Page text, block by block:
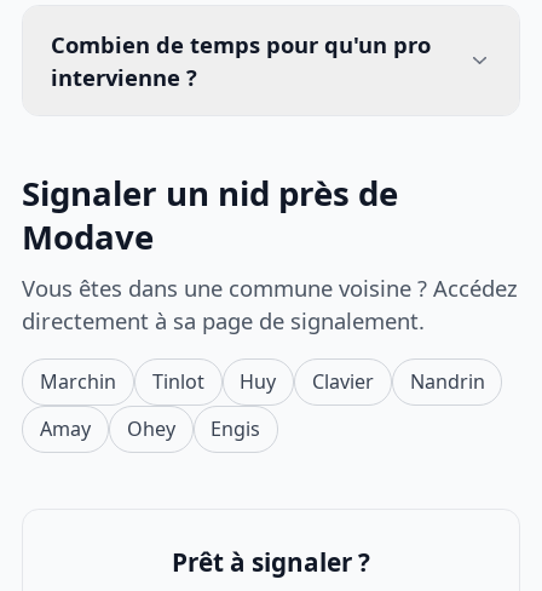
Combien de temps pour qu'un pro
intervienne ?
Signaler un nid près de
Modave
Vous êtes dans une commune voisine ? Accédez
directement à sa page de signalement.
Marchin Tinlot Huy Clavier
Nandrin
Amay
Ohey Engis
Prêt à signaler ?